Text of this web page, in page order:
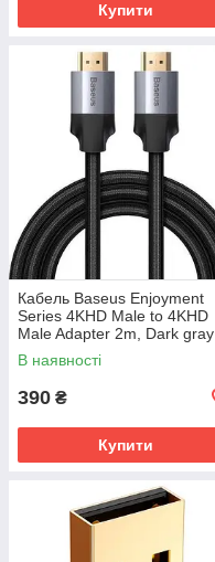
Купити
Кабель Baseus Enjoyment
Series 4KHD Male to 4KHD
Male Adapter 2m, Dark gray
(CAKSX-C0G)
В наявності
390 ₴
Купити